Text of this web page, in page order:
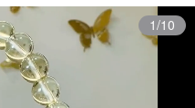
1/10